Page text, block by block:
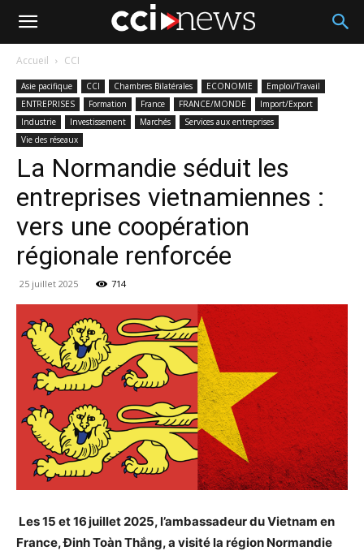
Accueil CCI
Asie pacifique CCI Chambres Bilatérales ECONOMIE
Emploi/Travail
ENTREPRISES
Formation France FRANCE/MONDE
Import/Export
Industrie
Investissement Marchés
Services aux entreprises
Vie des réseaux
La Normandie séduit les
entreprises vietnamiennes :
vers une coopération
régionale renforcée
25 juillet 2025 714
Les 15 et 16 juillet 2025, l’ambassadeur du Vietnam en
France, Đinh Toàn Thắng, a visité la région Normandie